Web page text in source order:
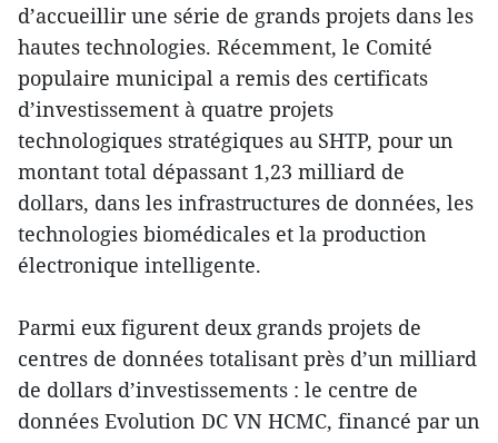
d’accueillir une série de grands projets dans les
hautes technologies. Récemment, le Comité
populaire municipal a remis des certificats
d’investissement à quatre projets
technologiques stratégiques au SHTP, pour un
montant total dépassant 1,23 milliard de
dollars, dans les infrastructures de données, les
technologies biomédicales et la production
électronique intelligente.
Parmi eux figurent deux grands projets de
centres de données totalisant près d’un milliard
de dollars d’investissements : le centre de
données Evolution DC VN HCMC, financé par un